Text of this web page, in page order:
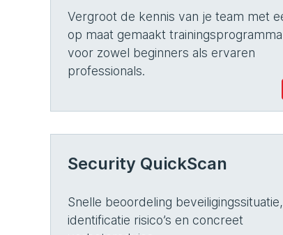
Vergroot de kennis van je team met
op maat gemaakt trainingsprogramma
voor zowel beginners als ervaren
professionals.
Security QuickScan
Snelle beoordeling beveiligingssituatie,
identificatie risico’s en concreet